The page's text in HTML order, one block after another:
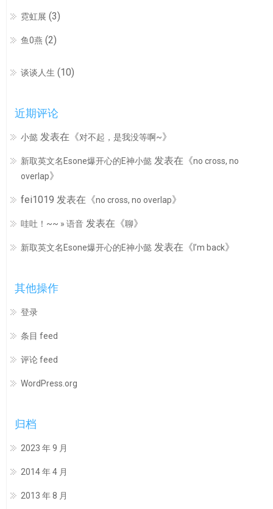
霓虹展 (3)
鱼0燕 (2)
谈谈人生 (10)
近期评论
小懿 发表在《对不起，是我没等啊~》
新取英文名Esone爆开心的E神小懿 发表在《no cross, no
overlap》
fei1019 发表在《no cross, no overlap》
哇吐！~~ » 语音 发表在《聊》
新取英文名Esone爆开心的E神小懿 发表在《 I’m back》
其他操作
登录
条目 feed
评论 feed
WordPress.org
归档
2023 年 9 月
2014 年 4 月
2013 年 8 月